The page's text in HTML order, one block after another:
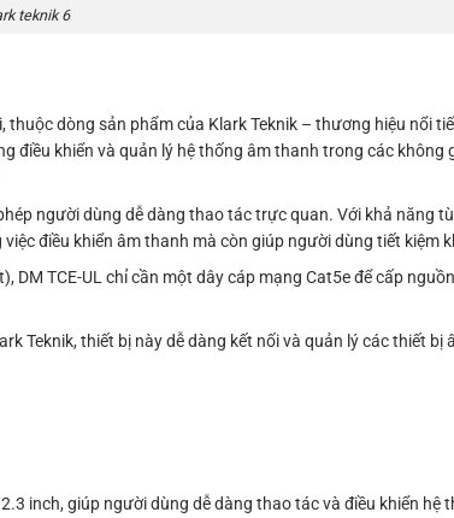
teknik 6
thuộc dòng sản phẩm của Klark Teknik – thương hiệu nổi
điều khiển và quản lý hệ thống âm thanh trong các không
người dùng dễ dàng thao tác trực quan. Với khả năng
điều khiển âm thanh mà còn giúp người dùng tiết kiệm
TCE-UL chỉ cần một dây cáp mạng Cat5e để cấp
Teknik, thiết bị này dễ dàng kết nối và quản lý các thiết bị
inch, giúp người dùng dễ dàng thao tác và điều khiển hệ